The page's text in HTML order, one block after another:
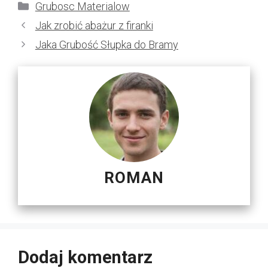
Kategorie
Grubosc Materialow
Jak zrobić abażur z firanki
Jaka Grubość Słupka do Bramy
ROMAN
Dodaj komentarz